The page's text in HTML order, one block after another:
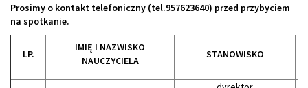
Prosimy o kontakt telefoniczny (tel.957623640) przed przybyciem
na spotkanie.
LP.
IMIĘ I NAZWISKO
NAUCZYCIELA
STANOWISKO